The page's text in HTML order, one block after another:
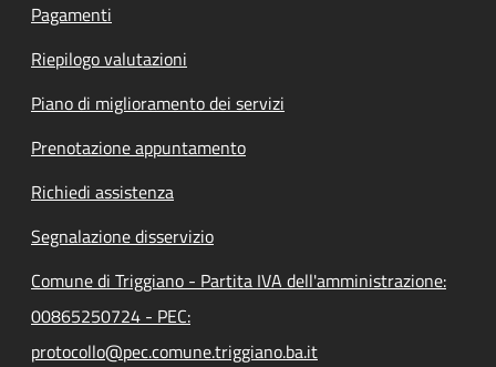
Pagamenti
Riepilogo valutazioni
Piano di miglioramento dei servizi
Prenotazione appuntamento
Richiedi assistenza
Segnalazione disservizio
Comune di Triggiano - Partita IVA dell'amministrazione:
00865250724 - PEC:
protocollo@pec.comune.triggiano.ba.it